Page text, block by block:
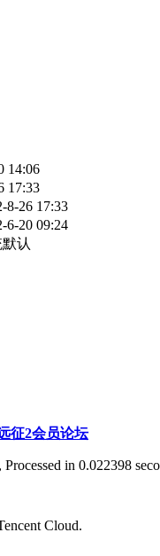
14:06
17:33
8-26 17:33
6-20 09:24
认
征2会员论坛
, Processed in 0.022398
Cloud.